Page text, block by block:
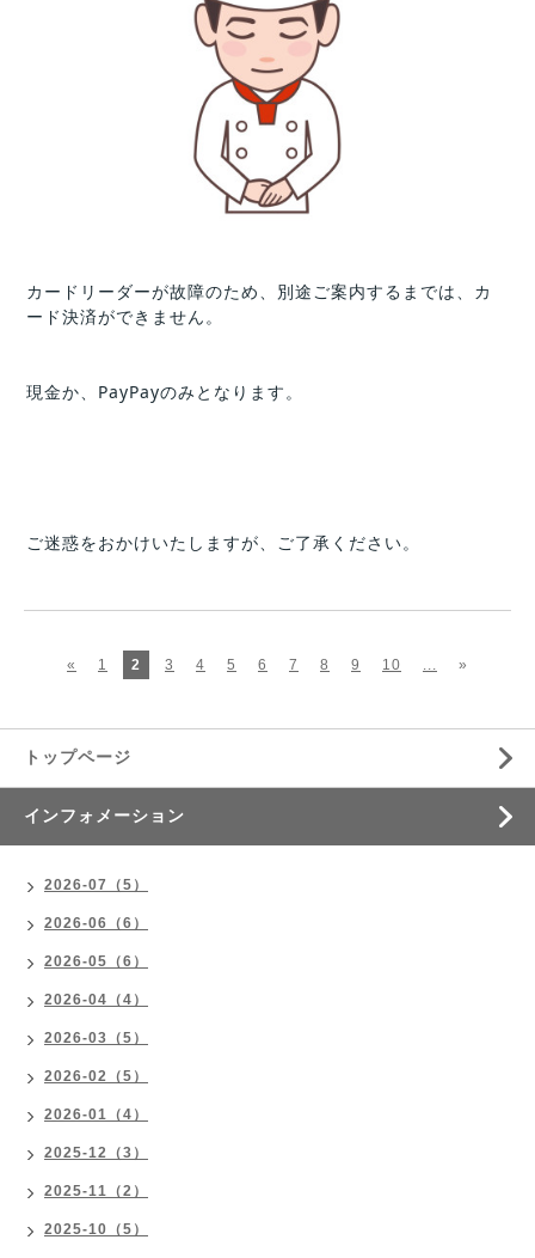
カードリーダーが故障のため、別途ご案内するまでは、カ
ード決済ができません。
現金か、PayPayのみとなります。
ご迷惑をおかけいたしますが、ご了承ください。
« 1 2 3 4 5 6 7 8 9 10 ... »
トップページ
インフォメーション
2026-07（5）
2026-06（6）
2026-05（6）
2026-04（4）
2026-03（5）
2026-02（5）
2026-01（4）
2025-12（3）
2025-11（2）
2025-10（5）